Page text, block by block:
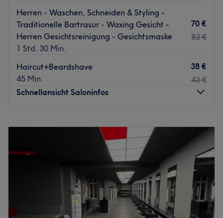
Herren - Waschen, Schneiden & Styling -
Traditionelle Bartrasur - Waxing Gesicht -
Herren Gesichtsreinigung - Gesichtsmaske
1 Std. 30 Min.
70 €
83 €
Haircut+Beardshave
45 Min.
38 €
43 €
Schnellansicht Saloninfos
10:00
20:00
Donnerstag
–20:00
10:00–20:00
10:00–20:00
Geschlossen
Echte Männer Sache! Im Barber Barberremz in Berlin